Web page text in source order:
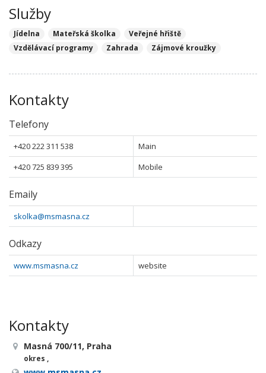
Služby
Jídelna Mateřská školka
Veřejné hřiště
Vzdělávací programy
Zahrada Zájmové kroužky
Kontakty
Telefony
+420 222 311 538
Main
+420 725 839 395
Mobile
Emaily
skolka@msmasna.cz
Odkazy
www.msmasna.cz website
Kontakty
Masná 700/11, Praha
okres ,